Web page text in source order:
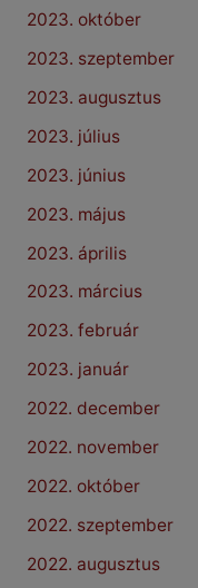
2023. október
2023. szeptember
2023. augusztus
2023. július
2023. június
2023. május
2023. április
2023. március
2023. február
2023. január
2022. december
2022. november
2022. október
2022. szeptember
2022. augusztus